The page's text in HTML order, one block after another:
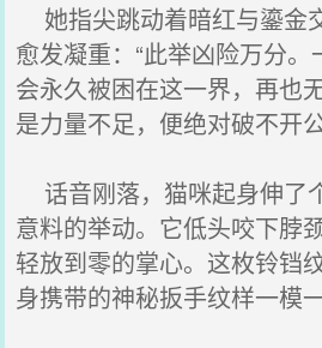
她指尖跳动着暗红与鎏金
愈发凝重：“此举凶险万分
会永久被困在这一界，再也
是力量不足，便绝对破不开
话音刚落，猫咪起身伸了
意料的举动。它低头咬下脖
轻放到零的掌心。这枚铃铛
身携带的神秘扳手纹样一模一